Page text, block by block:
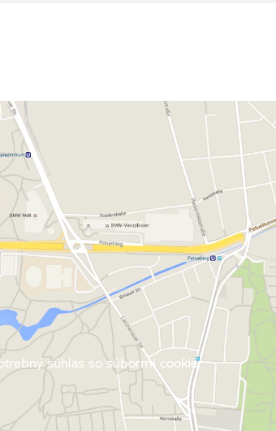
súhlas so súbormi cookie.